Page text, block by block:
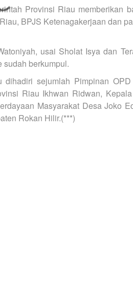
Provinsi Riau memberikan
BPJS Ketenagakerjaan dan
usai Sholat Isya dan
sudah berkumpul.
sejumlah Pimpinan
Riau Ikhwan Ridwan,
Masyarakat Desa Joko
Rokan Hilir.(***)